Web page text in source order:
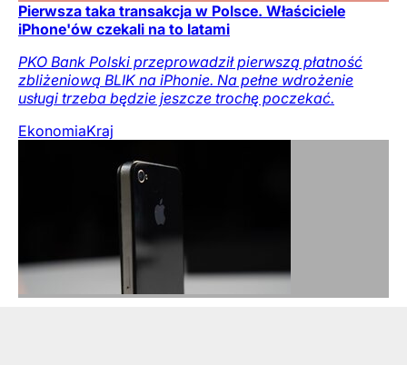
Pierwsza taka transakcja w Polsce. Właściciele
iPhone'ów czekali na to latami
PKO Bank Polski przeprowadził pierwszą płatność
zbliżeniową BLIK na iPhonie. Na pełne wdrożenie
usługi trzeba będzie jeszcze trochę poczekać.
EkonomiaKraj